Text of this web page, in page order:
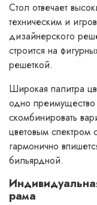
Стол отвечает
техническим и
дизайнерского
строится на
решеткой.
Широкая палитра
одно
скомбинировать
цветовым спектром
гармонично
бильярдной.
рама